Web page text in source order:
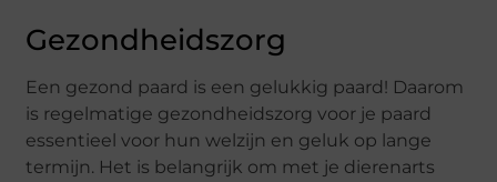
Gezondheidszorg
Een gezond paard is een gelukkig paard! Daarom
is regelmatige gezondheidszorg voor je paard
essentieel voor hun welzijn en geluk op lange
termijn. Het is belangrijk om met je dierenarts